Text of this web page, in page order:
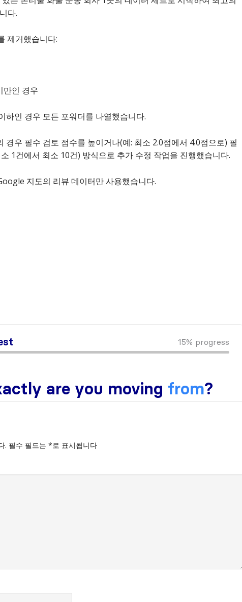
다.
제거했습니다:
만인 경우
하인 경우 모든 포워더를 나열했습니다.
경우 필수 검토 점수를 높이거나(예: 최소 2.0점에서 4.0점으로) 필
1건에서 최소 10건) 방식으로 추가 수정 작업을 진행했습니다.
지도의 리뷰 데이터만 사용했습니다.
. 필수 필드는 *로 표시됩니다